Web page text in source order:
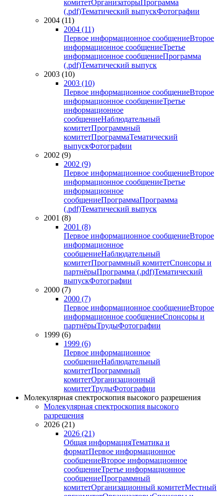
комитетОрганизаторыПрограмма
(.pdf)Тематический выпускФотографии
2004 (11)
2004 (11)
Первое информационное сообщениеВторое
информационное сообщениеТретье
информационное сообщениеПрограмма
(.pdf)Тематический выпуск
2003 (10)
2003 (10)
Первое информационное сообщениеВторое
информационное сообщениеТретье
информационное
сообщениеНаблюдательный
комитетПрограммный
комитетПрограммаТематический
выпускФотографии
2002 (9)
2002 (9)
Первое информационное сообщениеВторое
информационное сообщениеТретье
информационное
сообщениеПрограммаПрограмма
(.pdf)Тематический выпуск
2001 (8)
2001 (8)
Первое информационное сообщениеВторое
информационное
сообщениеНаблюдательный
комитетПрограммный комитетСпонсоры и
партнёрыПрограмма (.pdf)Тематический
выпускФотографии
2000 (7)
2000 (7)
Первое информационное сообщениеВторое
информационное сообщениеСпонсоры и
партнёрыТрудыФотографии
1999 (6)
1999 (6)
Первое информационное
сообщениеНаблюдательный
комитетПрограммный
комитетОрганизационный
комитетТрудыФотографии
Молекулярная спектроскопия высокого разрешения
Молекулярная спектроскопия высокого
разрешения
2026 (21)
2026 (21)
Общая информацияТематика и
форматПервое информационное
сообщениеВторое информационное
сообщениеТретье информационное
сообщениеПрограммный
комитетОрганизационный комитетМестный